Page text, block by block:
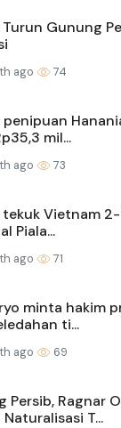
Gunung
ago 74
penipuan
mil...
ago 73
tekuk Vietnam
Piala...
ago 71
minta hakim
ti...
ago 69
Persib, Ragnar
Naturalisasi T...